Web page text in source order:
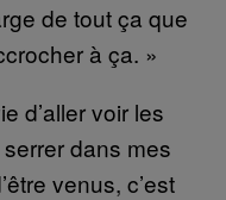
de tout ça que
à ça. »
d’aller voir les
dans mes
venus, c’est